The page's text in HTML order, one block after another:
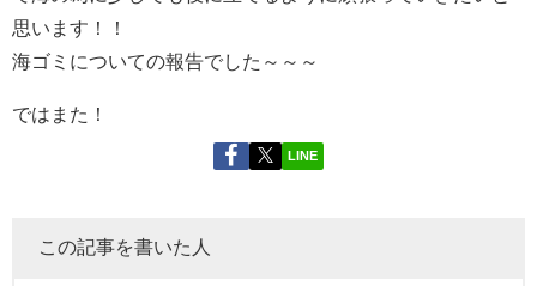
思います！！
海ゴミについての報告でした～～～
ではまた！
LINE
この記事を書いた人